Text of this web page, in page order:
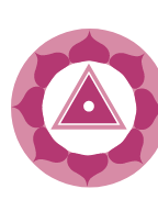
navigation